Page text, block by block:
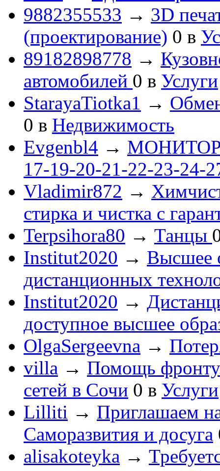
9882355533 → 3D
(проектирование) 0 в
89182898778 →
автомобилей 0 в Услуги
StarayaTiotka1 →
0 в Недвижимость
Evgenbl4 → МОНИТОРЫ
17-19-20-21-22-23-24-
Vladimir872 →
стирка и чистка с
Terpsihora80 → Танцы
Institut2020 → Высшее
дистанционных
Institut2020 →
доступное высшее
OlgaSergeevna →
villa → Помощь
сетей в Сочи 0 в Услуги
Lilliti → Приглашаем
Саморазвития и досуга
alisakoteyka →